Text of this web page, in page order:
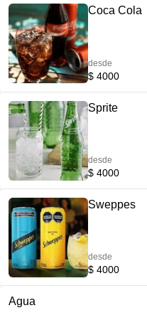
Coca Cola
desde
$ 4000
Sprite
desde
$ 4000
Sweppes
desde
$ 4000
Agua